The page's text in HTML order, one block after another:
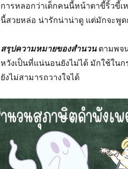
การหลอกว่าเด็กคนนี้หน้าตาขี้ริ้วขี้เ
นี้สวยหล่อ น่ารักน่าน่าดู แต่มักจะพู
สรุปความหมายของสำนวนตามพจ
หวังเป็นที่แน่นอนยังไม่ได้ มักใช้ใน
ยังไม่สามารถวางใจได้